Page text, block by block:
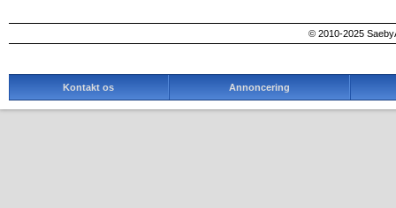
© 2010-2025
Kontakt os Annoncering